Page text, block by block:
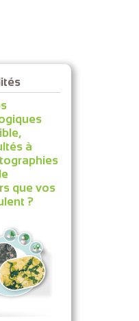
à
que vos
?